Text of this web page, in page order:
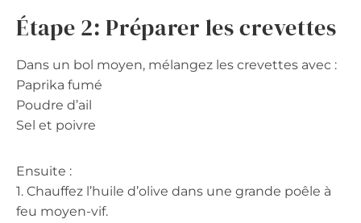
Étape 2: Préparer les crevettes
Dans un bol moyen, mélangez les crevettes avec :
Paprika fumé
Poudre d’ail
Sel et poivre
Ensuite :
1. Chauffez l’huile d’olive dans une grande poêle à
feu moyen-vif.